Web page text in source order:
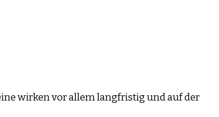
wirken vor allem langfristig und auf der